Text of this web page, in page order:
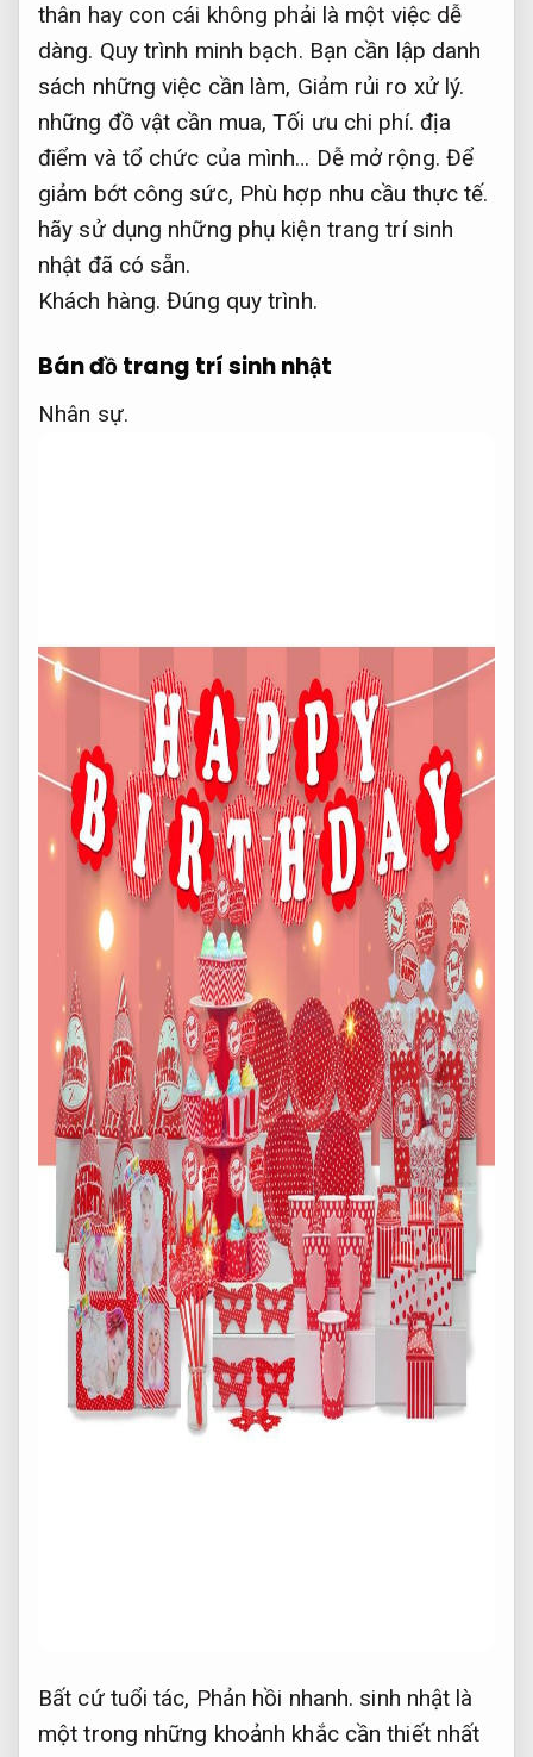
thân hay con cái không phải là một việc dễ
dàng. Quy trình minh bạch. Bạn cần lập danh
sách những việc cần làm, Giảm rủi ro xử lý.
những đồ vật cần mua,Tối ưu chi phí. địa
điểm và tổ chức của mình… Dễ mở rộng. Để
giảm bớt công sức, Phù hợp nhu cầu thực tế.
hãy sử dụng những phụ kiện trang trí sinh
nhật đã có sẵn.
Khách hàng. Đúng quy trình.
Bán đồ trang trí sinh nhật
Nhân sự.
Bất cứ tuổi tác, Phản hồi nhanh. sinh nhật là
một trong những khoảnh khắc cần thiết nhất